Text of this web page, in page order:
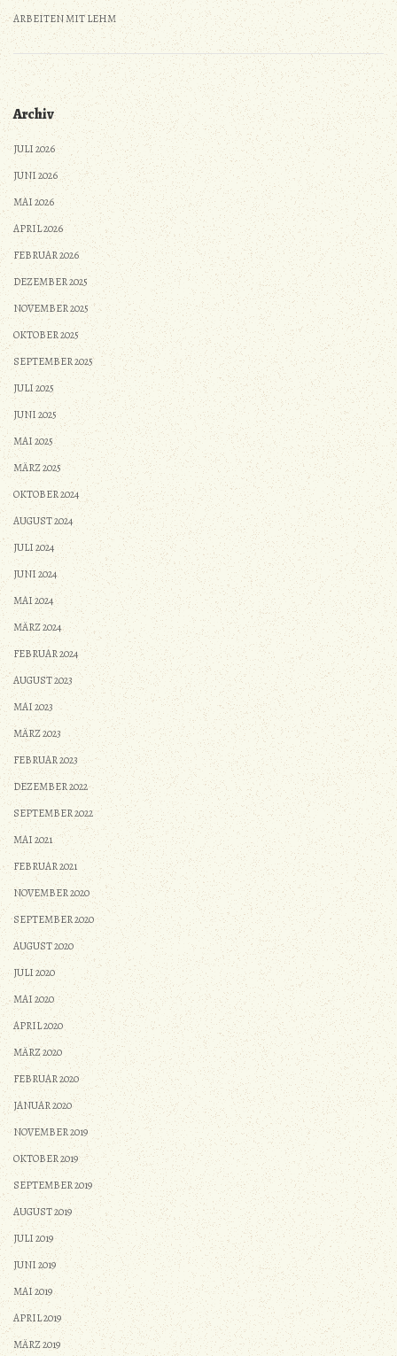
ARBEITEN MIT LEHM
Archiv
JULI 2026
JUNI 2026
MAI 2026
APRIL 2026
FEBRUAR 2026
DEZEMBER 2025
NOVEMBER 2025
OKTOBER 2025
SEPTEMBER 2025
JULI 2025
JUNI 2025
MAI 2025
MÄRZ 2025
OKTOBER 2024
AUGUST 2024
JULI 2024
JUNI 2024
MAI 2024
MÄRZ 2024
FEBRUAR 2024
AUGUST 2023
MAI 2023
MÄRZ 2023
FEBRUAR 2023
DEZEMBER 2022
SEPTEMBER 2022
MAI 2021
FEBRUAR 2021
NOVEMBER 2020
SEPTEMBER 2020
AUGUST 2020
JULI 2020
MAI 2020
APRIL 2020
MÄRZ 2020
FEBRUAR 2020
JANUAR 2020
NOVEMBER 2019
OKTOBER 2019
SEPTEMBER 2019
AUGUST 2019
JULI 2019
JUNI 2019
MAI 2019
APRIL 2019
MÄRZ 2019